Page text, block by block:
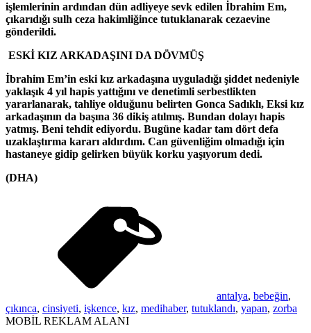
işlemlerinin ardından dün adliyeye sevk edilen İbrahim Em,
çıkarıdığı sulh ceza hakimliğince tutuklanarak cezaevine
gönderildi.
ESKİ KIZ ARKADAŞINI DA DÖVMÜŞ
İbrahim Em’in eski kız arkadaşına uyguladığı şiddet nedeniyle
yaklaşık 4 yıl hapis yattığını ve denetimli serbestlikten
yararlanarak, tahliye olduğunu belirten Gonca Sadıklı, Eksi kız
arkadaşının da başına 36 dikiş atılmış. Bundan dolayı hapis
yatmış. Beni tehdit ediyordu. Bugüne kadar tam dört defa
uzaklaştırma kararı aldırdım. Can güvenliğim olmadığı için
hastaneye gidip gelirken büyük korku yaşıyorum dedi.
(DHA)
antalya, bebeğin,
çıkınca, cinsiyeti, işkence, kız, medihaber, tutuklandı, yapan, zorba
MOBİL REKLAM ALANI